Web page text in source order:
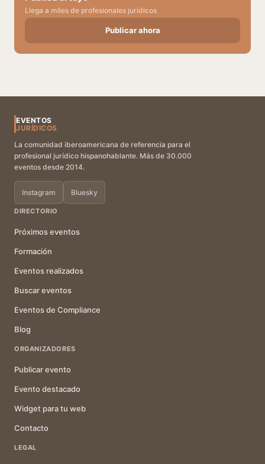
Llega a miles de profesionales jurídicos
Publicar ahora
EVENTOS
JURÍDICOS
La comunidad iberoamericana de referencia para el
profesional jurídico hispanohablante. Más de 30.000
eventos desde 2014.
Instagram Bluesky
DIRECTORIO
Próximos eventos
Formación
Eventos realizados
Buscar eventos
Eventos de Compliance
Blog
ORGANIZADORES
Publicar evento
Evento destacado
Widget para tu web
Contacto
LEGAL